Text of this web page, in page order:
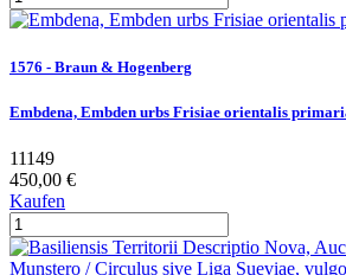
1576 - Braun & Hogenberg
Embdena, Embden urbs Frisiae orientalis
11149
450,00 €
Kaufen